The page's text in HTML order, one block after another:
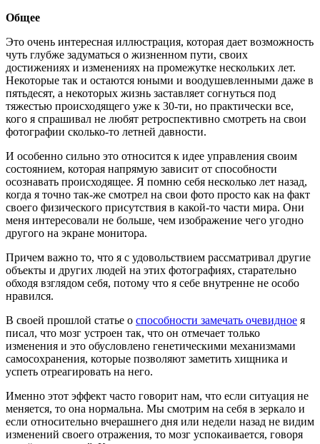
Общее
Это очень интересная иллюстрация, которая дает возможность
чуть глубже задуматься о жизненном пути, своих
достижениях и изменениях на промежутке нескольких лет.
Некоторые так и остаются юными и воодушевленными даже в
пятьдесят, а некоторых жизнь заставляет согнуться под
тяжестью происходящего уже к 30-ти, но практически все,
кого я спрашивал не любят ретроспективно смотреть на свои
фотографии сколько-то летней давности.
И особенно сильно это относится к идее управления своим
состоянием, которая напрямую зависит от способности
осознавать происходящее. Я помню себя несколько лет назад,
когда я точно так-же смотрел на свои фото просто как на факт
своего физического присутствия в какой-то части мира. Они
меня интересовали не больше, чем изображение чего угодно
другого на экране монитора.
Причем важно то, что я с удовольствием рассматривал другие
объекты и других людей на этих фотографиях, старательно
обходя взглядом себя, потому что я себе внутренне не особо
нравился.
В своей прошлой статье о способности замечать очевидное я
писал, что мозг устроен так, что он отмечает только
изменения и это обусловлено генетическими механизмами
самосохранения, которые позволяют заметить хищника и
успеть отреагировать на него.
Именно этот эффект часто говорит нам, что если ситуация не
меняется, то она нормальна. Мы смотрим на себя в зеркало и
если относительно вчерашнего дня или недели назад не видим
изменений своего отражения, то мозг успокаивается, говоря